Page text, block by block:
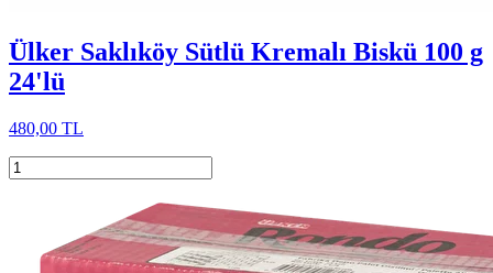
Ülker Saklıköy Sütlü Kremalı Biskü 100 g
24'lü
480,00 TL